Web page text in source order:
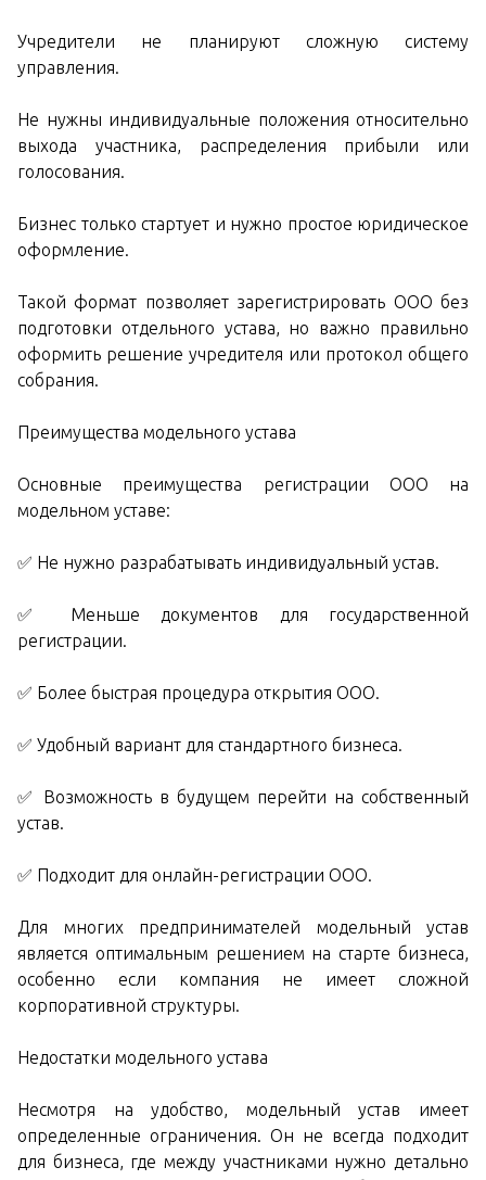
Учредители не планируют сложную систему
управления.
Не нужны индивидуальные положения относительно
выхода участника, распределения прибыли или
голосования.
Бизнес только стартует и нужно простое юридическое
оформление.
Такой формат позволяет зарегистрировать ООО без
подготовки отдельного устава, но важно правильно
оформить решение учредителя или протокол общего
собрания.
Преимущества модельного устава
Основные преимущества регистрации ООО на
модельном уставе:
✅ Не нужно разрабатывать индивидуальный устав.
✅ Меньше документов для государственной
регистрации.
✅ Более быстрая процедура открытия ООО.
✅ Удобный вариант для стандартного бизнеса.
✅ Возможность в будущем перейти на собственный
устав.
✅ Подходит для онлайн-регистрации ООО.
Для многих предпринимателей модельный устав
является оптимальным решением на старте бизнеса,
особенно если компания не имеет сложной
корпоративной структуры.
Недостатки модельного устава
Несмотря на удобство, модельный устав имеет
определенные ограничения. Он не всегда подходит
для бизнеса, где между участниками нужно детально